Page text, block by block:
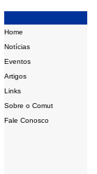
Home
Notícias
Eventos
Artigos
Links
Sobre o Comut
Fale Conosco